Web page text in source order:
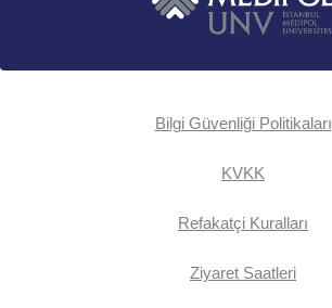
Bilgi Güvenliği Politikaları
KVKK
Refakatçi Kuralları
Ziyaret Saatleri